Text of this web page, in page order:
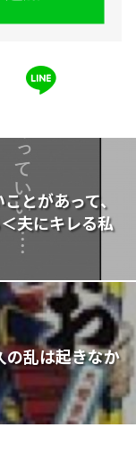
とがあって、
夫にキレる私
の乱は起きなか